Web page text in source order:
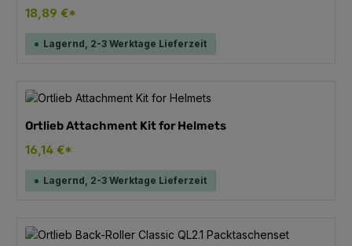
18,89 €*
Lagernd, 2-3 Werktage Lieferzeit
Ortlieb Attachment Kit for Helmets
16,14 €*
Lagernd, 2-3 Werktage Lieferzeit